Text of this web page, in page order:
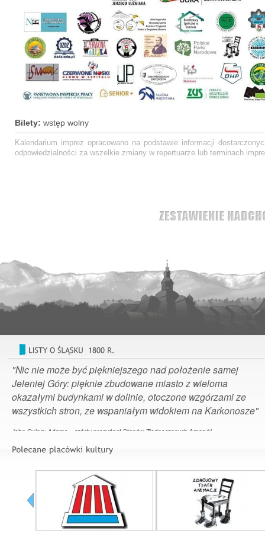
Bilety: wstęp wolny
Kalendarium imprez opracowano na podstawie informacji
odpowiedzialności za wszelkie zmiany w repertuarze lub terminach
"Nic nie może być piękniejszego nad położenie samej
Jeleniej Góry: pięknie zbudowane miasto z wieloma
okazałymi budynkami w dolinie, otoczone wzgórzami ze
wszystkich stron, ze wspaniałym widokiem na Karkonosze"
John Quincy Adams – szósty prezydent Stanów Zjednoczonych Ameryki